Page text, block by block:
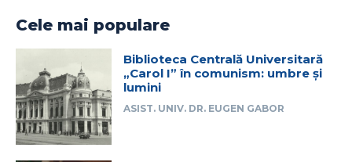
Cele mai populare
Biblioteca Centrală Universitară
„Carol I” în comunism: umbre și
lumini
ASIST. UNIV. DR. EUGEN GABOR